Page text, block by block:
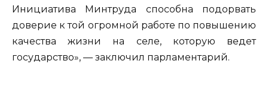
Инициатива Минтруда способна подорвать
доверие к той огромной работе по повышению
качества жизни на селе, которую ведет
государство», — заключил парламентарий.